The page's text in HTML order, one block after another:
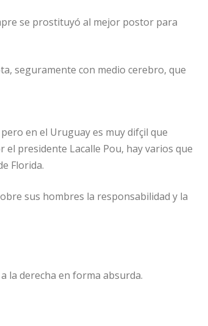
se prostituyó al mejor postor para
seguramente con medio cerebro, que
en el Uruguay es muy difçil que
presidente Lacalle Pou, hay varios que
Florida.
sus hombres la responsabilidad y la
la derecha en forma absurda.